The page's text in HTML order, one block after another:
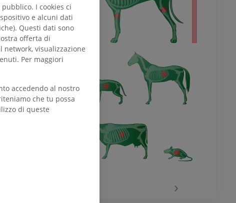
›
I cookies ci
e alcuni dati
Questi dati sono
offerta di
visualizzazione
Per maggiori
accedendo al nostro
che tu possa
di queste